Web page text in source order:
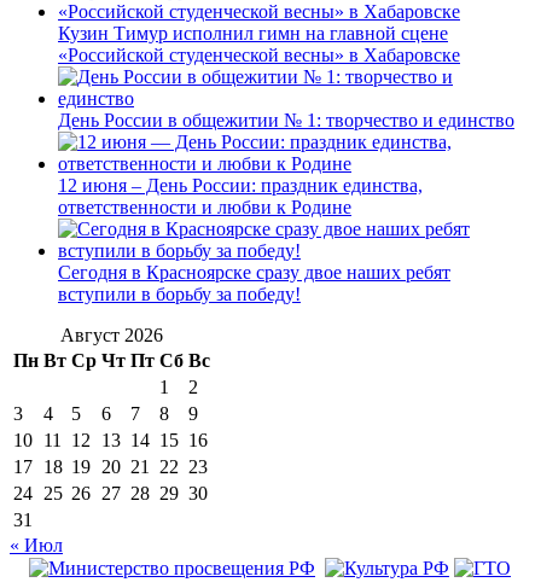
Кузин Тимур исполнил гимн на главной сцене
«Российской студенческой весны» в Хабаровске
День России в общежитии № 1: творчество и единство
12 июня – День России: праздник единства,
ответственности и любви к Родине
Сегодня в Красноярске сразу двое наших ребят
вступили в борьбу за победу!
Август 2026
Пн Вт Ср Чт Пт Сб Вс
1
2
3
4 5 6 7 8
9
10 11 12 13 14 15 16
17 18 19 20 21 22 23
24 25 26 27 28 29 30
31
« Июл